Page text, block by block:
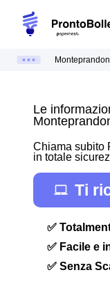
Le
Chiama subito
in totale
Ti
✅
✅ Facile e
✅ Senza